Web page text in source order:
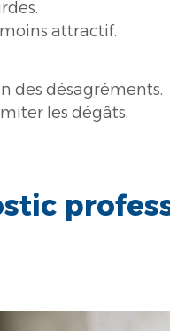
attractif.
des désagréments.
les dégâts.